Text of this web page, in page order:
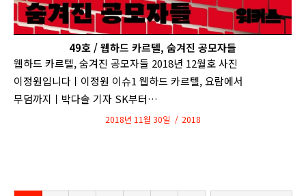
49호 / 웹하드 카르텔, 숨겨진 공모자들
웹하드 카르텔, 숨겨진 공모자들 2018년 12월호 사진
이정원입니다ㅣ이정원 이슈1 웹하드 카르텔, 요람에서
무덤까지ㅣ박다솔 기자 SK부터…
2018년 11월 30일 2018